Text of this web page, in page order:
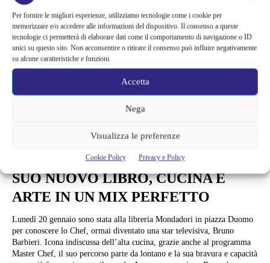
Per fornire le migliori esperienze, utilizziamo tecnologie come i cookie per
memorizzare e/o accedere alle informazioni del dispositivo. Il consenso a queste
tecnologie ci permetterà di elaborare dati come il comportamento di navigazione o ID
unici su questo sito. Non acconsentire o ritirare il consenso può influire negativamente
su alcune caratteristiche e funzioni.
Accetta
Nega
Visualizza le preferenze
Cookie Policy Privacy e Policy
BRUNO BARBIERI PRESENTA IL
SUO NUOVO LIBRO, CUCINA E
ARTE IN UN MIX PERFETTO
Lunedì 20 gennaio sono stata alla libreria Mondadori in piazza Duomo
per conoscere lo Chef, ormai diventato una star televisiva, Bruno
Barbieri. Icona indiscussa dell’alta cucina, grazie anche al programma
Master Chef, il suo percorso parte da lontano e la sua bravura e capacità